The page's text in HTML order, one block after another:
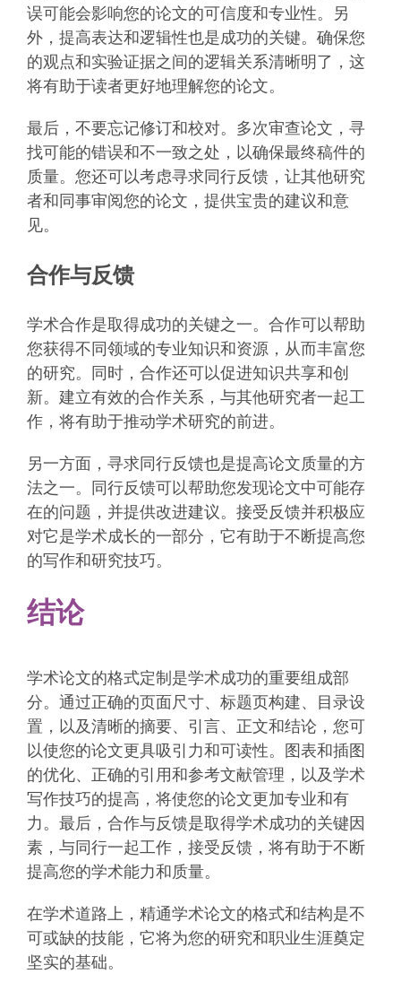
误可能会影响您的论文的可信度和专业性。另
外，提高表达和逻辑性也是成功的关键。确保您
的观点和实验证据之间的逻辑关系清晰明了，这
将有助于读者更好地理解您的论文。
最后，不要忘记修订和校对。多次审查论文，寻
找可能的错误和不一致之处，以确保最终稿件的
质量。您还可以考虑寻求同行反馈，让其他研究
者和同事审阅您的论文，提供宝贵的建议和意
见。
合作与反馈
学术合作是取得成功的关键之一。合作可以帮助
您获得不同领域的专业知识和资源，从而丰富您
的研究。同时，合作还可以促进知识共享和创
新。建立有效的合作关系，与其他研究者一起工
作，将有助于推动学术研究的前进。
另一方面，寻求同行反馈也是提高论文质量的方
法之一。同行反馈可以帮助您发现论文中可能存
在的问题，并提供改进建议。接受反馈并积极应
对它是学术成长的一部分，它有助于不断提高您
的写作和研究技巧。
结论
学术论文的格式定制是学术成功的重要组成部
分。通过正确的页面尺寸、标题页构建、目录设
置，以及清晰的摘要、引言、正文和结论，您可
以使您的论文更具吸引力和可读性。图表和插图
的优化、正确的引用和参考文献管理，以及学术
写作技巧的提高，将使您的论文更加专业和有
力。最后，合作与反馈是取得学术成功的关键因
素，与同行一起工作，接受反馈，将有助于不断
提高您的学术能力和质量。
在学术道路上，精通学术论文的格式和结构是不
可或缺的技能，它将为您的研究和职业生涯奠定
坚实的基础。